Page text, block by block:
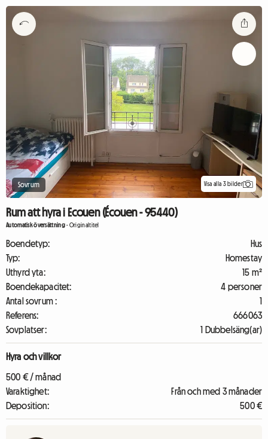
Sovrum Visa alla 3 bilder
Rum att hyra i Ecouen (Écouen - 95440)
Automatisk översättning-Originaltitel
Boendetyp:
Hus
Typ:
Homestay
Uthyrd yta:
15 m²
Boendekapacitet:
4 personer
Antal sovrum :
1
Referens:
666063
Sovplatser:
1 Dubbelsäng(ar)
Hyra och villkor
500 € / månad
Varaktighet:
Från och med 3 månader
Deposition:
500 €